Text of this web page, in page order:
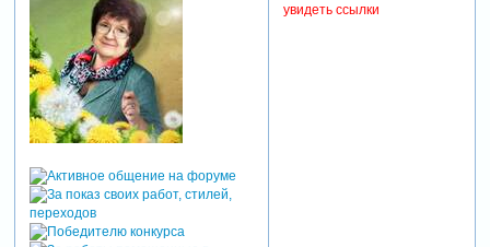
увидеть ссылки